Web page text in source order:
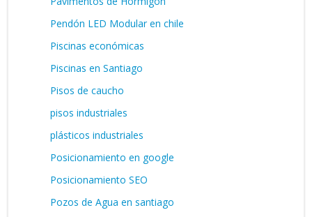
Pendón LED Modular en chile
Piscinas económicas
Piscinas en Santiago
Pisos de caucho
pisos industriales
plásticos industriales
Posicionamiento en google
Posicionamiento SEO
Pozos de Agua en santiago